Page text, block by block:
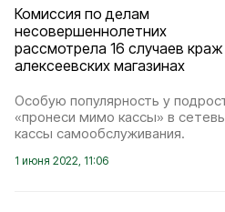
Комиссия по делам
несовершеннолетних
рассмотрела 16 случаев краж
алексеевских магазинах
Особую популярность у
«пронеси мимо кассы» в
кассы самообслуживания.
1 июня 2022, 11:06